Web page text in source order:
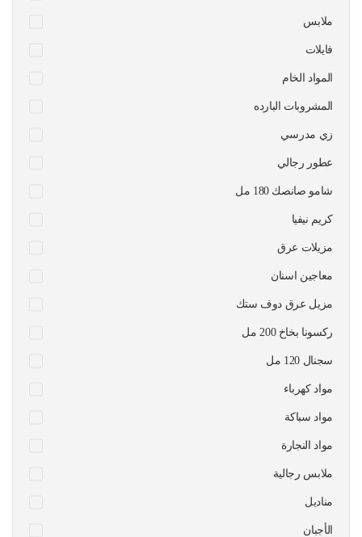
ملابس
فايلات
المواد الخام
المشروبات البارده
زي مدرسي
عطور رجالي
شامو صانصك 180 مل
كريم نيفيا
مزيلات عرق
معاجين اسنان
مزيل عرق دوف ستك
ركسونا بخاخ 200 مل
سجنال 120 مل
مواد كهرباء
مواد سباكة
مواد النجارة
ملابس رجالية
مناديل
الأجبان